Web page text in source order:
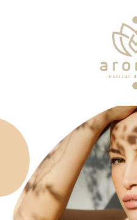
Soins
Je veux faire un bon cadeau
Plan d’accès
Prendre RDV